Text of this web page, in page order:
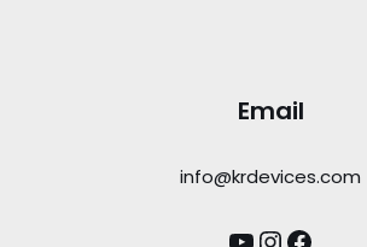
Email
info@krdevices.com